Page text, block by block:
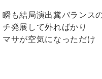
瞬も結局演出糞バランス
チ発展して外ればかり
マサが空気になっただけ